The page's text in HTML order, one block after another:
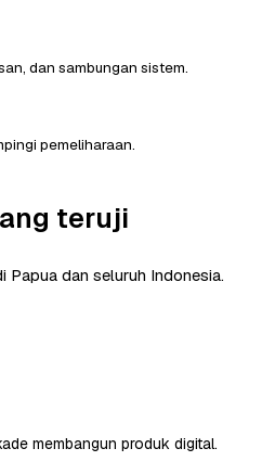
dan sambungan sistem.
pemeliharaan.
teruji
Papua dan seluruh Indonesia.
membangun produk digital.